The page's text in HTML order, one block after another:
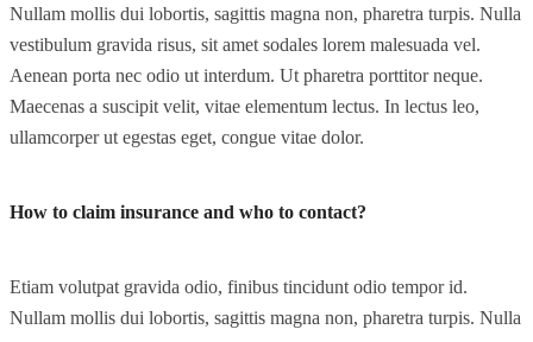
Nullam mollis dui lobortis, sagittis magna non, pharetra turpis. Nulla
vestibulum gravida risus, sit amet sodales lorem malesuada vel.
Aenean porta nec odio ut interdum. Ut pharetra porttitor neque.
Maecenas a suscipit velit, vitae elementum lectus. In lectus leo,
ullamcorper ut egestas eget, congue vitae dolor.
How to claim insurance and who to contact?
Etiam volutpat gravida odio, finibus tincidunt odio tempor id.
Nullam mollis dui lobortis, sagittis magna non, pharetra turpis. Nulla